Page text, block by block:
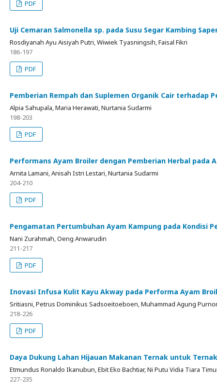
PDF
Uji Cemaran Salmonella sp. pada Susu Segar Kambing
Rosdiyanah Ayu Aisiyah Putri, Wiwiek Tyasningsih, Faisal Fikri
186-197
PDF
Pemberian Rempah dan Suplemen Organik Cair terhadap
Alpia Sahupala, Maria Herawati, Nurtania Sudarmi
198-203
PDF
Performans Ayam Broiler dengan Pemberian Herbal pada
Arnita Lamani, Anisah Istri Lestari, Nurtania Sudarmi
204-210
PDF
Pengamatan Pertumbuhan Ayam Kampung pada Kondisi
Nani Zurahmah, Oeng Anwarudin
211-217
PDF
Inovasi Infusa Kulit Kayu Akway pada Performa Ayam
Sritiasni, Petrus Dominikus Sadsoeitoeboen, Muhammad Agung
218-226
PDF
Daya Dukung Lahan Hijauan Makanan Ternak untuk
Etmundus Ronaldo Ikanubun, Ebit Eko Bachtiar, Ni Putu Vidia Tiara
227-235